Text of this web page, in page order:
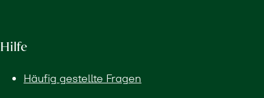
Hilfe
Häufig gestellte Fragen